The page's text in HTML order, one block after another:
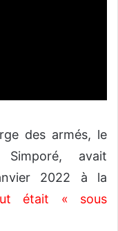
des armés, le
Simporé, avait
2022 à la
était « sous